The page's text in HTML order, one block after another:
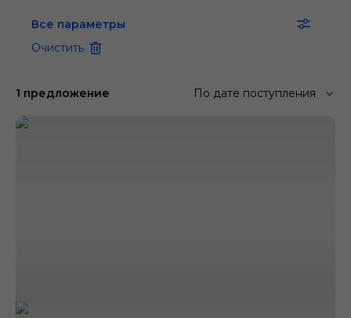
Все параметры
Очистить
1 предложение По дате поступления